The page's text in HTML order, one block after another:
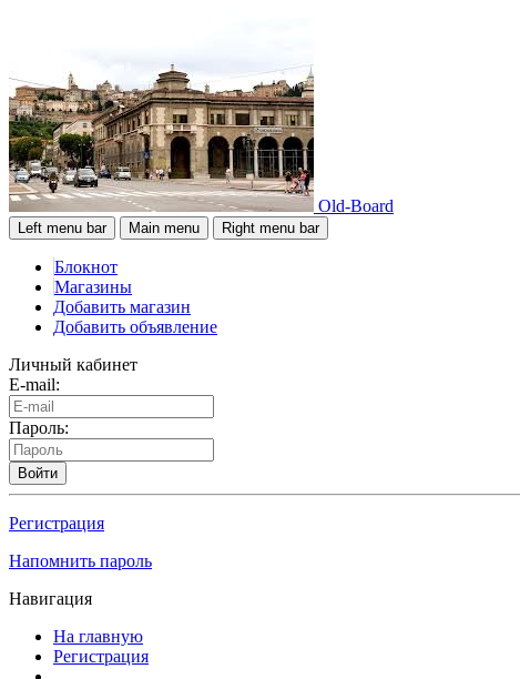
Old-Board
Left menu bar Main menu Right menu bar
Блокнот
Магазины
Добавить магазин
Добавить объявление
Личный кабинет
E-mail:
Пароль:
Войти
Регистрация
Напомнить пароль
Навигация
На главную
Регистрация